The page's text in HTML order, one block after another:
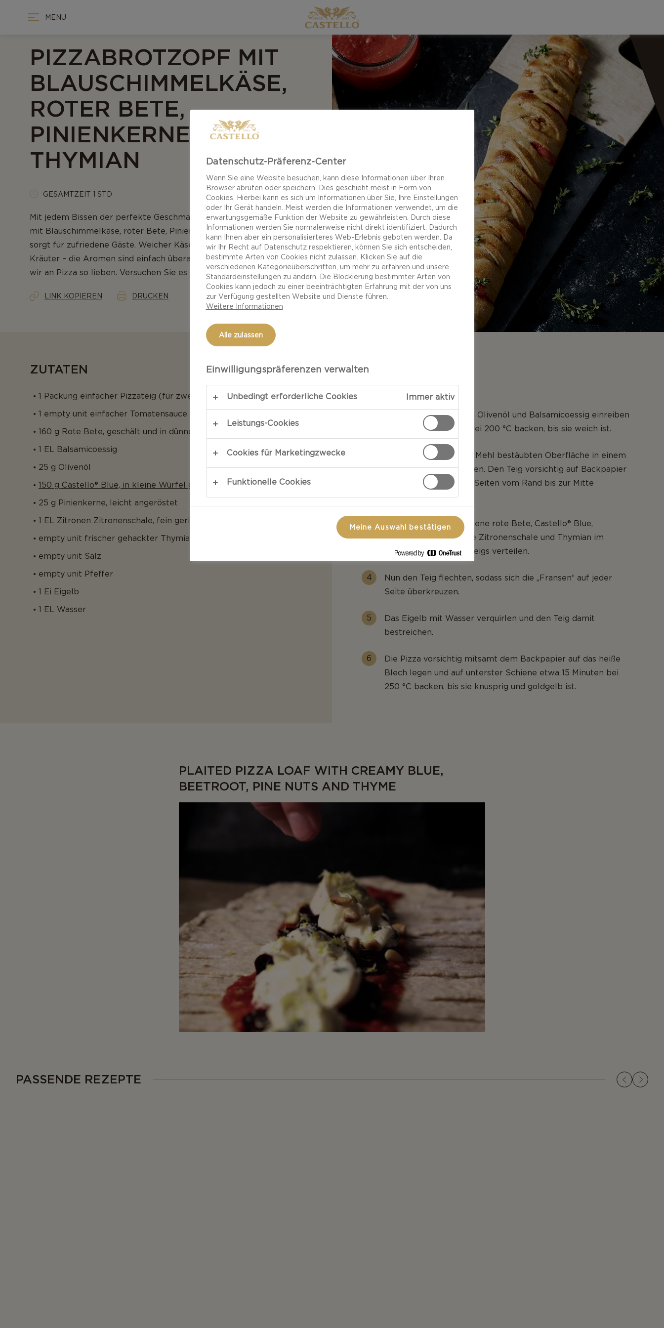
MENU
PIZZABROTZOPF MIT
BLAUSCHIMMELKÄSE,
ROTER BETE,
PINIENKERNEN &
THYMIAN
GESAMTZEIT 1 STD
Mit jedem Bissen der perfekte Geschmack – unser Pizzabrotzopf
mit Blauschimmelkäse, roter Bete, Pinienkernen &amp; Thymian
sorgt für zufriedene Gäste. Weicher Käse und der Duft frischer
Kräuter – die Aromen sind einfach überall und stehen für alles, was
wir an Pizza so lieben. Versuchen Sie es selbst!
LINK KOPIEREN DRUCKEN
ZUTATEN
1 Packung einfacher Pizzateig (für zwei große Laibe)
1 empty unit einfacher Tomatensauce
160 g Rote Bete, geschält und in dünne Scheiben geschnitten
1 EL Balsamicoessig
25 g Olivenöl
150 g Castello® Blue, in kleine Würfel geschnitten
25 g Pinienkerne, leicht angeröstet
1 EL Zitronen Zitronenschale, fein gerieben
empty unit frischer gehackter Thymian
empty unit Salz
empty unit Pfeffer
1 Ei Eigelb
1 EL Wasser
ZUBEREITUNG
Zubereitung
Die rote Bete mit dem Olivenöl und Balsamicoessig einreiben
und etwa 35 Minuten bei 200 °C backen, bis sie weich ist.
Den Teig auf einer mit Mehl bestäubten Oberfläche in einem
länglichen Oval ausrollen. Den Teig vorsichtig auf Backpapier
legen, dann an beiden Seiten vom Rand bis zur Mitte
einschneiden.
Tomatensauce, gebackene rote Bete, Castello® Blue,
Pinienkerne, geriebene Zitronenschale und Thymian im
mittleren Drittel des Teigs verteilen.
Nun den Teig flechten, sodass sich die „Fransen“ auf jeder
Seite überkreuzen.
Das Eigelb mit Wasser verquirlen und den Teig damit
bestreichen.
Die Pizza vorsichtig mitsamt dem Backpapier auf das heiße
Blech legen und auf unterster Schiene etwa 15 Minuten bei
250 °C backen, bis sie knusprig und goldgelb ist.
PLAITED PIZZA LOAF WITH CREAMY BLUE,
BEETROOT, PINE NUTS AND THYME
PASSENDE REZEPTE
Datenschutz-Präferenz-Center
Wenn Sie eine Website besuchen, kann diese Informationen über Ihren
Browser abrufen oder speichern. Dies geschieht meist in Form von
Cookies. Hierbei kann es sich um Informationen über Sie, Ihre Einstellungen
oder Ihr Gerät handeln. Meist werden die Informationen verwendet, um die
erwartungsgemäße Funktion der Website zu gewährleisten. Durch diese
Informationen werden Sie normalerweise nicht direkt identifiziert. Dadurch
kann Ihnen aber ein personalisierteres Web-Erlebnis geboten werden. Da
wir Ihr Recht auf Datenschutz respektieren, können Sie sich entscheiden,
bestimmte Arten von Cookies nicht zulassen. Klicken Sie auf die
verschiedenen Kategorieüberschriften, um mehr zu erfahren und unsere
Standardeinstellungen zu ändern. Die Blockierung bestimmter Arten von
Cookies kann jedoch zu einer beeinträchtigten Erfahrung mit der von uns
zur Verfügung gestellten Website und Dienste führen.
Weitere Informationen
Alle zulassen
Einwilligungspräferenzen verwalten
Unbedingt erforderliche Cookies Immer aktiv
Leistungs-Cookies
Cookies für Marketingzwecke
Funktionelle Cookies
Meine Auswahl bestätigen